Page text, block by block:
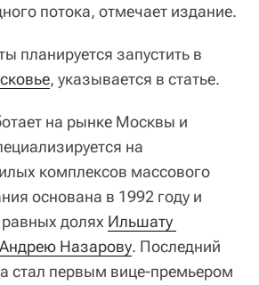
потока, отмечает издание.
планируется запустить в
, указывается в статье.
на рынке Москвы и
на
комплексов массового
основана в 1992 году и
долях Ильшату
Андрею Назарову. Последний
стал первым вице-премьером